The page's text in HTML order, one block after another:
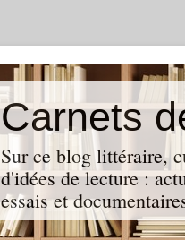
Carnets
Sur ce blog littéraire,
d'idées de lecture :
essais et